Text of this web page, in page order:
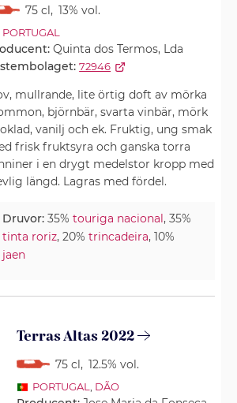
75 cl, 13% vol.
PORTUGAL
Quinta dos Termos, Lda
72946
mullrande, lite örtig doft av mörka
björnbär, svarta vinbär, mörk
vanilj och ek. Fruktig, ung smak
frisk fruktsyra och ganska torra
i en drygt medelstor kropp med
längd. Lagras med fördel.
Druvor: 35%touriga nacional, 35%
tinta roriz, 20%trincadeira, 10%
jaen
Terras Altas 2022
75 cl, 12.5% vol.
PORTUGAL DÃO